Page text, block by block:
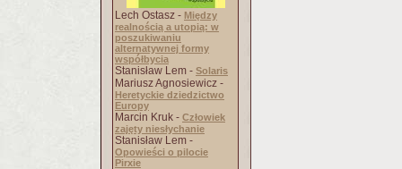
Lech Ostasz - Między
realnością a utopią: w
poszukiwaniu
alternatywnej formy
współbycia
Stanisław Lem - Solaris
Mariusz Agnosiewicz -
Heretyckie dziedzictwo
Europy
Marcin Kruk - Człowiek
zajęty niesłychanie
Stanisław Lem -
Opowieści o pilocie
Pirxie